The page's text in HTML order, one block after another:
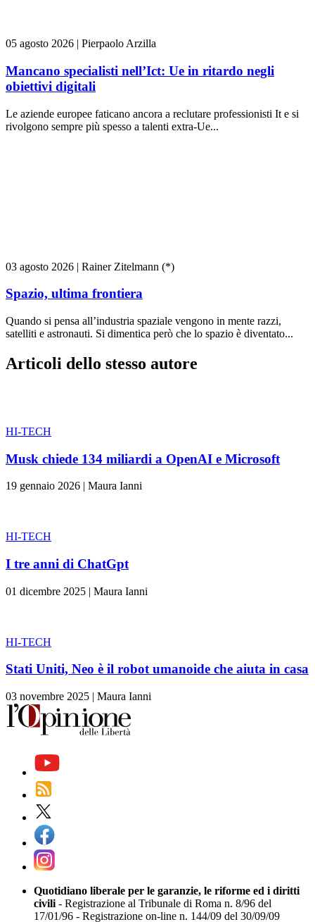
05 agosto 2026 | Pierpaolo Arzilla
Mancano specialisti nell’Ict: Ue in ritardo negli
obiettivi digitali
Le aziende europee faticano ancora a reclutare professionisti It e si
rivolgono sempre più spesso a talenti extra-Ue...
03 agosto 2026 | Rainer Zitelmann (*)
Spazio, ultima frontiera
Quando si pensa all’industria spaziale vengono in mente razzi,
satelliti e astronauti. Si dimentica però che lo spazio è diventato...
Articoli dello stesso autore
HI-TECH
Musk chiede 134 miliardi a OpenAI e Microsoft
19 gennaio 2026 | Maura Ianni
HI-TECH
I tre anni di ChatGpt
01 dicembre 2025 | Maura Ianni
HI-TECH
Stati Uniti, Neo è il robot umanoide che aiuta in casa
03 novembre 2025 | Maura Ianni
Quotidiano liberale per le garanzie, le riforme ed i diritti
civili - Registrazione al Tribunale di Roma n. 8/96 del
17/01/96 - Registrazione on-line n. 144/09 del 30/09/09